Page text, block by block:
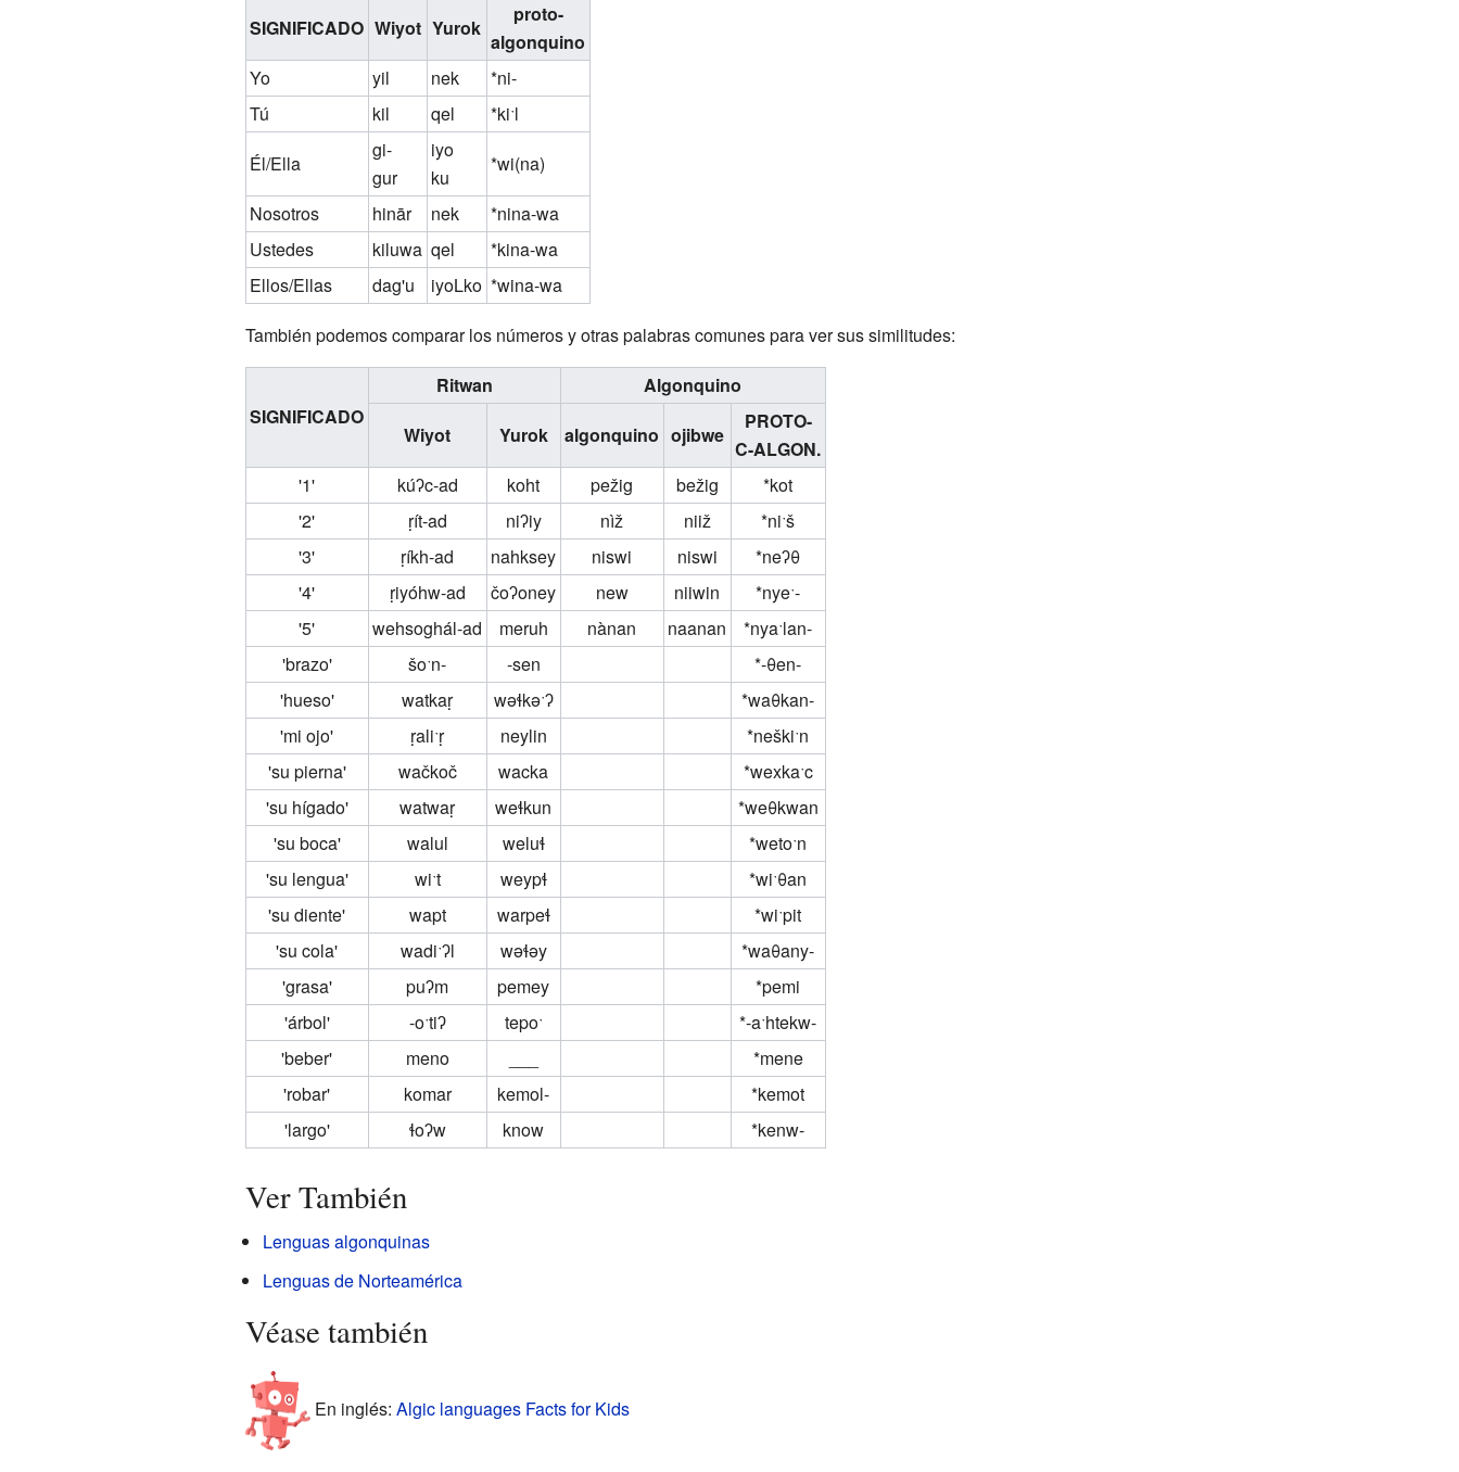
SIGNIFICADO Wiyot Yurok
proto-
algonquino
Yo
yil nek
*ni-
Tú
kil qel
*kiˑl
Él/Ella
gi-
gur
iyo
ku
*wi(na)
Nosotros
hinār nek
*nina-wa
Ustedes
kiluwa qel
*kina-wa
Ellos/Ellas
dag'u iyoLko *wina-wa
También podemos comparar los números y otras palabras comunes para ver sus similitudes:
SIGNIFICADO
Ritwan
Algonquino
Wiyot
Yurok algonquino ojibwe
PROTO-
C-ALGON.
'1'
kúʔc-ad koht pežig bežig
*kot
'2'
ṛít-ad niʔiy nìž niiž
*niˑš
'3'
ṛíkh-ad nahksey niswi niswi
*neʔθ
'4'
ṛiyóhw-ad čoʔoney new niiwin
*nyeˑ-
'5'
wehsoghál-ad meruh nànan naanan
*nyaˑlan-
'brazo'
šoˑn- -sen
*-θen-
'hueso'
watkaṛ wəɬkəˑʔ
*waθkan-
'mi ojo'
ṛaliˑṛ neylin
*neškiˑn
'su pierna'
wačkoč wacka
*wexkaˑc
'su hígado'
watwaṛ weɬkun
*weθkwan
'su boca'
walul weluɬ
*wetoˑn
'su lengua'
wiˑt weypɬ
*wiˑθan
'su diente'
wapt warpeɬ
*wiˑpit
'su cola'
wadiˑʔl wəɬəy
*waθany-
'grasa'
puʔm pemey
*pemi
'árbol'
-oˑtiʔ tepoˑ
*-aˑhtekw-
'beber'
meno
*mene
'robar'
komar kemol-
*kemot
'largo'
ɬoʔw know *kenw-
Ver También
Lenguas algonquinas
Lenguas de Norteamérica
Véase también
En inglés: Algic languages Facts for Kids